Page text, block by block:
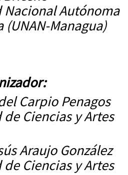
Nacional Autónoma
(UNAN-Managua)
Carpio Penagos
Ciencias y Artes
Araujo González
Ciencias y Artes